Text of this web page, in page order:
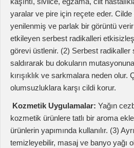
kırışıklık ve sarkmalara neden olur. Çam
olumsuzluklara karşı cildi korur.
Kozmetik Uygulamalar: Yağın
kozmetik ürünlere tatlı bir aroma ekler.
ürünlerin yapımında kullanılır. (3)
temizleyebilir, masaj ve banyo yağı
Kedi kumundan, sabunlara kadar yaygın
vardır.
Metabolizmayı Güçlendirir:
Bağırsak sorunlarının tedavisine ve
destek olur. Doğal bir diüretiktir ve
atılmasını sağlar. (4) İdrar miktarını ve